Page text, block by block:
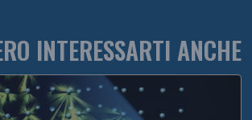
INTERESSARTI ANCHE